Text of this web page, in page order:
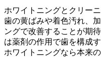
ホワイトニングとクリー
歯の黄ばみや着色汚れ、
ングで改善することが期
は薬剤の作用で歯を構成
ホワイトニングなら本来